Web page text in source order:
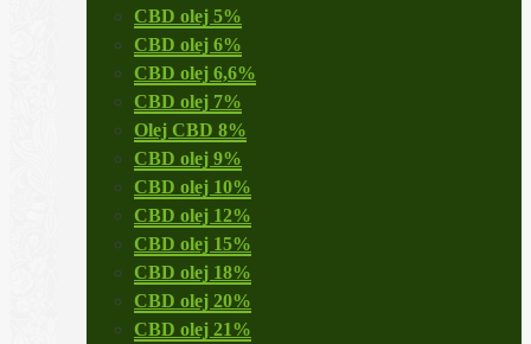
CBD olej 5%
CBD olej 6%
CBD olej 6,6%
CBD olej 7%
Olej CBD 8%
CBD olej 9%
CBD olej 10%
CBD olej 12%
CBD olej 15%
CBD olej 18%
CBD olej 20%
CBD olej 21%